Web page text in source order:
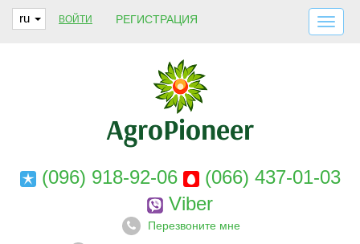
ru ВОЙТИ РЕГИСТРАЦИЯ
ДОСТАВКА И ОПЛАТА
О НАС
ГАРАНТИИ
КОНТАКТЫ
(096) 918-92-06
(066) 437-01-03
Viber
Перезвоните мне